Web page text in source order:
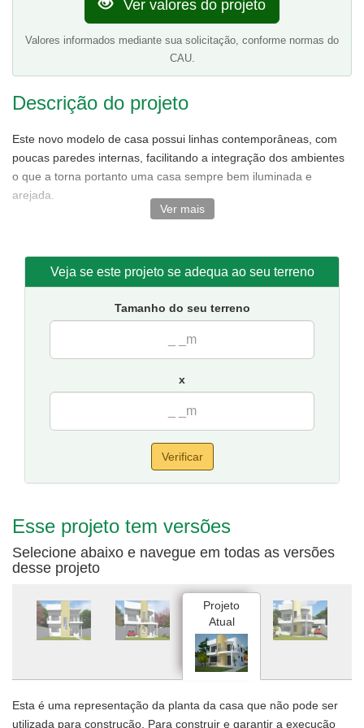
Ver valores do projeto
Valores informados mediante sua solicitação, conforme normas do
CAU.
Descrição do projeto
Este novo modelo de casa possui linhas contemporâneas, com
poucas paredes internas, facilitando a integração dos ambientes
o que a torna portanto uma casa sempre bem iluminada e
arejada.
No andar térreo, contém sala de estar e jantar não conjugadas
No andar superior, destaque para a suíte master com closet e
duas varandas uma ótima opção para quem prefere quartos
grandes.Além de conter mais dois quartos e um banheiro.
Sugestão de terreno para implantação:
Ver mais
Veja se este projeto se adequa ao seu terreno
Tamanho do seu terreno
x
Verificar
Esse projeto tem versões
Selecione abaixo e navegue em todas as versões
desse projeto
Projeto
Atual
Esta é uma representação da planta da casa que não pode ser
utilizada para construção. Para construir e garantir a execução